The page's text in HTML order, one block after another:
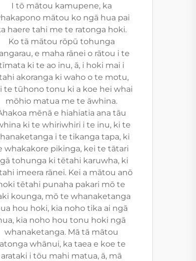
I tō mātou kamupene, ka
mātou ko ngā hua pai
haere tahi me te ratonga hoki.
Ko tā mātou rōpū tohunga
e maha rānei o rātou i te
ki te ao inu, ā, i hoki mai i
akoranga ki waho o te motu,
te tūhono tonu ki a koe hei whai
mōhio matua me te āwhina.
mēnā e hiahiatia ana tāu
ki te whiriwhiri i te inu, ki te
i te tikanga tapa, ki
whakakore pikinga, kei te tātari
tohunga ki tētahi karuwha, ki
imeera rānei. Kei a mātou anō
tētahi punaha pakari mō te
kounga, mō te whanaketanga
hou hoki, kia noho tika ai ngā
kia noho hou tonu hoki ngā
whanaketanga. Mā tā mātou
whānui, ka taea e koe te
arataki i tōu mahi matua, ā, mā